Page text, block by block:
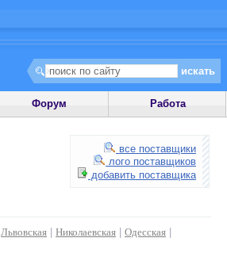
Форум Работа
все поставщики
лого поставщиков
добавить поставщика
Львовская Николаевская Одесская